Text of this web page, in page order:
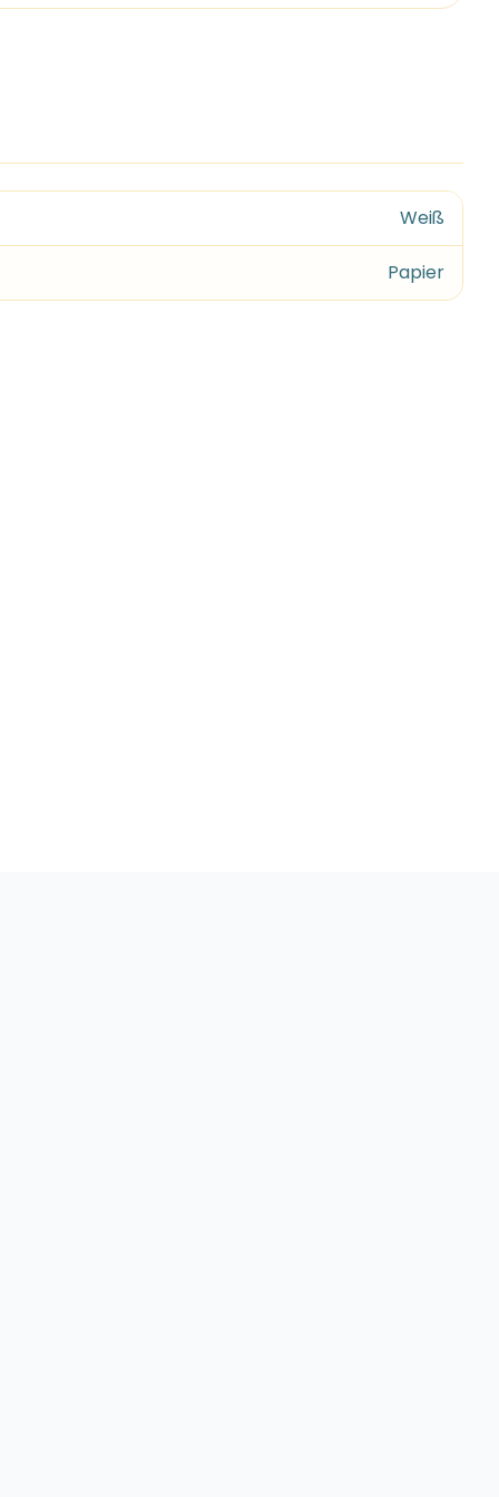
Weiß
Papier